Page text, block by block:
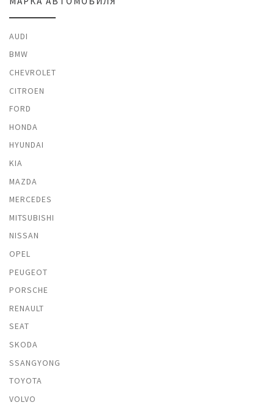
AUDI
BMW
CHEVROLET
CITROEN
FORD
HONDA
HYUNDAI
KIA
MAZDA
MERCEDES
MITSUBISHI
NISSAN
OPEL
PEUGEOT
PORSCHE
RENAULT
SEAT
SKODA
SSANGYONG
TOYOTA
VOLVO